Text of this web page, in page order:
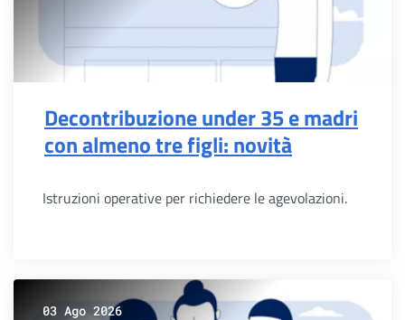
Decontribuzione under 35 e madri
con almeno tre figli: novità
Istruzioni operative per richiedere le agevolazioni.
03 Ago 2026